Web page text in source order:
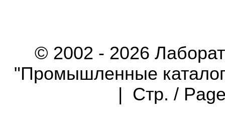
© 2002 - 2026
"Промышленные
| Стр. /